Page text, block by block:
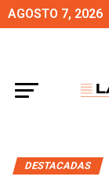
AGOSTO 7, 2026
DESTACADAS